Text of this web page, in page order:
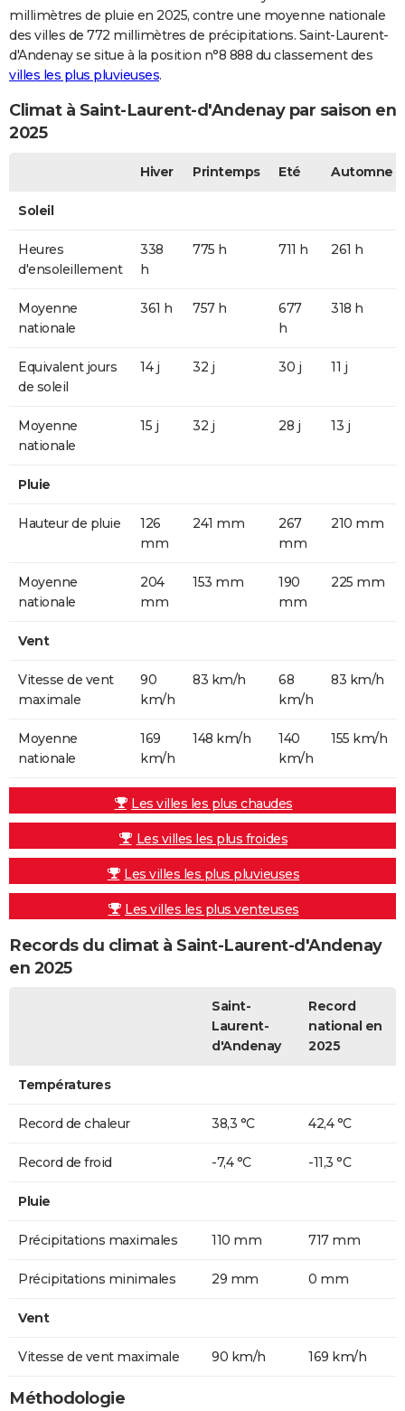
millimètres de pluie en 2025, contre une moyenne nationale
des villes de 772 millimètres de précipitations. Saint-Laurent-
d'Andenay se situe à la position n°8 888 du classement des
villes les plus pluvieuses.
Climat à Saint-Laurent-d'Andenay par saison en
2025
Hiver Printemps Eté Automne
Soleil
Heures
d'ensoleillement
338
h
775 h 711 h 261 h
Moyenne
nationale
361 h 757 h
677
h
318 h
Equivalent jours
de soleil
14 j 32 j 30 j 11 j
Moyenne
nationale
15 j 32 j 28 j 13 j
Pluie
Hauteur de pluie
126
mm
241 mm
267
mm
210 mm
Moyenne
nationale
204
mm
153 mm
190
mm
225 mm
Vent
Vitesse de vent
maximale
90
km/h
83 km/h
68
km/h
83 km/h
Moyenne
nationale
169
km/h
148 km/h
140
km/h
155 km/h
Les villes les plus chaudes
Les villes les plus froides
Les villes les plus pluvieuses
Les villes les plus venteuses
Records du climat à Saint-Laurent-d'Andenay
en 2025
Saint-
Laurent-
d'Andenay
Record
national en
2025
Températures
Record de chaleur 38,3 °C 42,4 °C
Record de froid -7,4 °C -11,3 °C
Pluie
Précipitations maximales 110 mm 717 mm
Précipitations minimales 29 mm 0 mm
Vent
Vitesse de vent maximale 90 km/h 169 km/h
Méthodologie